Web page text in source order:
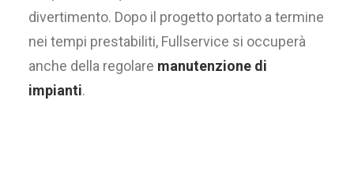
divertimento. Dopo il progetto portato a termine
nei tempi prestabiliti, Fullservice si occuperà
anche della regolare manutenzione di
impianti.